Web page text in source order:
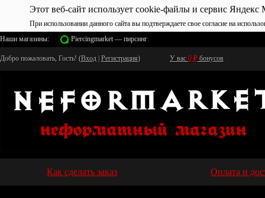
Этот веб-сайт использует cookie-файлы и сервис Яндекс
При использовании данного сайта вы подтверждаете свое согласие на
Наши магазины:
Piercingmarket — пирсинг
Добро пожаловать, Гость! (Вход Регистрация) У вас 0 ₽ бонусов
Как сделать заказ Оплата и